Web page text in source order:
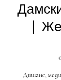
|
Дишане,